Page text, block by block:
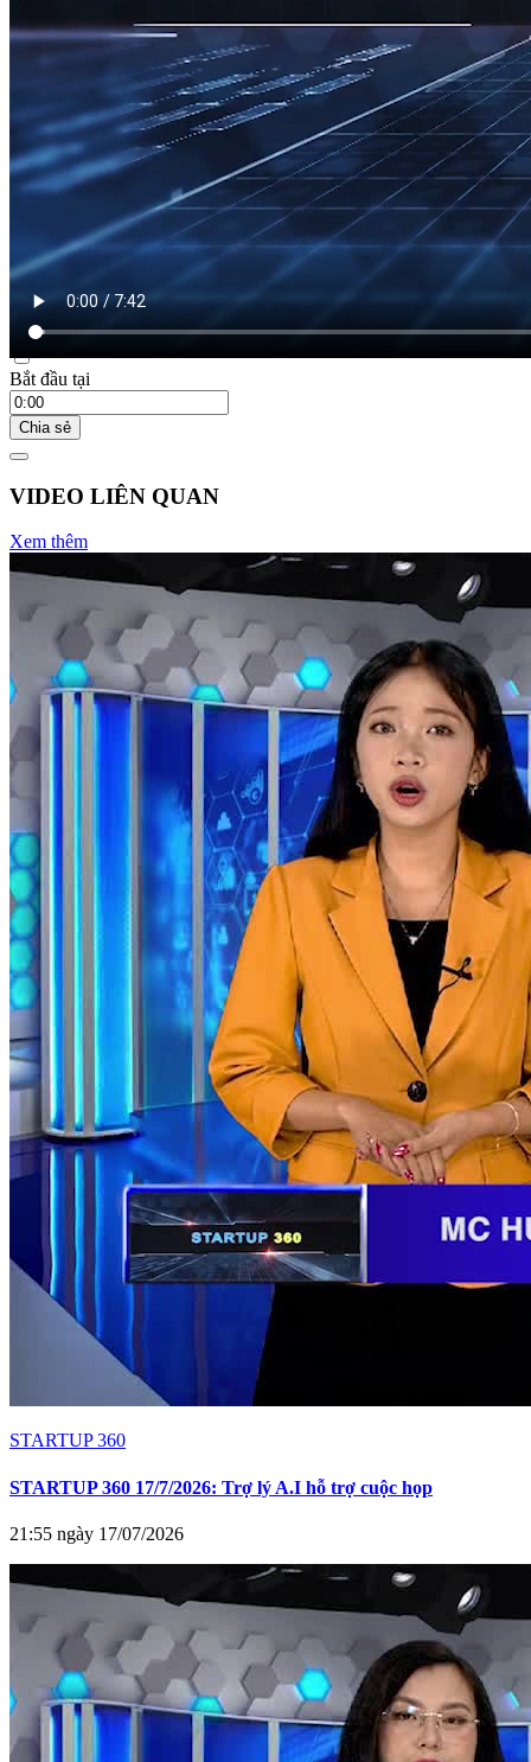
STARTUP 360
STARTUP 360: Ứng dụng trí tuệ nhân tạo trong lĩnh vực giáo
Nguồn: SCTV8 - VITV
21:55 ngày 26/09/2025
Bắt đầu tại
Chia sẻ
VIDEO LIÊN QUAN
Xem thêm
STARTUP 360
STARTUP 360 17/7/2026: Trợ lý A.I hỗ trợ cuộc họp
21:55 ngày 17/07/2026